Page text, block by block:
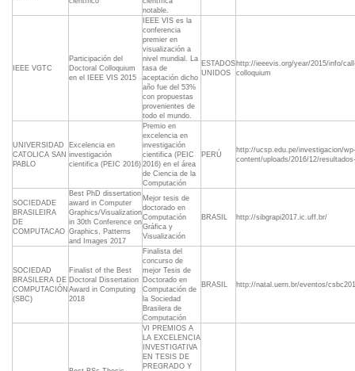
notable.
IEEE VGTC
Participación del
Doctoral Colloquium
en el IEEE VIS 2015
IEEE VIS es la
conferencia
premier en
visualización a
nivel mundial. La
tasa de
aceptación dicho
año fue del 53%
con propuestas
provenientes de
todo el mundo.
ESTADOS
UNIDOS
http://ieeevis.org/year/2015/info/
colloquium
UNIVERSIDAD
CATOLICA SAN
PABLO
Excelencia en
investigación
cientifica (PEIC 2016)
Premio en
excelencia en
investigación
cientifica (PEIC
2016) en el área
de Ciencia de la
Computación
PERÚ
http://ucsp.edu.pe/investigacion/wp-
content/uploads/2016/12/
SOCIEDADE
BRASILEIRA
DE
COMPUTACAO
Best PhD dissertation
award in Computer
Graphics/Visualization
in 30th Conference on
Graphics, Patterns
and Images 2017
Mejor tesis de
doctorado en
Computación
Gráfica y
Visualización
BRASIL http://sibgrapi2017.ic.uff.br/
SOCIEDAD
BRASILERA DE
COMPUTACIÓN
(SBC)
Finalist of the Best
Doctoral Dissertation
Award in Computing
2018
Finalista del
concurso de
mejor Tesis de
Doctorado en
Computación de
la Sociedad
Brasilera de
Computación
BRASIL http://natal.uern.br/eventos/
VI PREMIOS A
LA EXCELENCIA
INVESTIGATIVA
EN TESIS DE
PREGRADO Y